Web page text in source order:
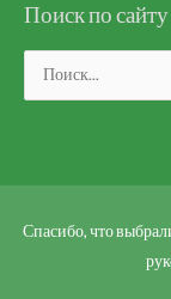
Поиск по сайту
Поиск:
Спасибо, что